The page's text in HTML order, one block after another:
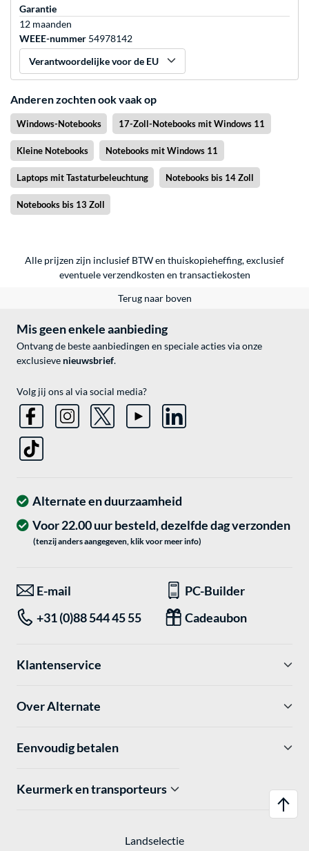
Garantie
12 maanden
WEEE-nummer 54978142
Verantwoordelijke voor de EU
Anderen zochten ook vaak op
Windows-Notebooks 17-Zoll-Notebooks mit Windows 11
Kleine Notebooks Notebooks mit Windows 11
Laptops mit Tastaturbeleuchtung Notebooks bis 14 Zoll
Notebooks bis 13 Zoll
Alle prijzen zijn inclusief BTW en thuiskopieheffing, exclusief
eventueleverzendkosten en transactiekosten
Terug naar boven
Mis geen enkele aanbieding
Ontvang de beste aanbiedingen en speciale acties via onze
exclusieve nieuwsbrief.
Volg jij ons al via social media?
Alternate en duurzaamheid
Voor 22.00 uur besteld, dezelfde dag verzonden
(tenzij anders aangegeven, klik voor meer info)
E-mail
PC-Builder
+31 (0)88 544 45 55
Cadeaubon
Klantenservice
Over Alternate
Eenvoudig betalen
Keurmerk en transporteurs
Landselectie